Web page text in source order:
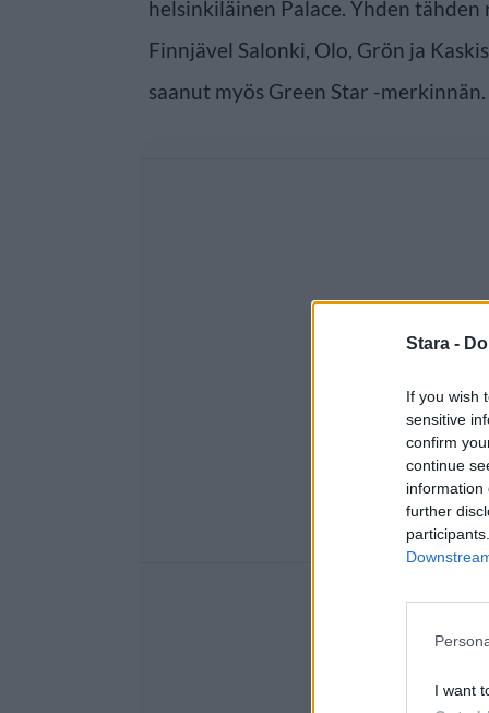
Stara -
If you wish
sensitive
confirm
continue
information
further
I want
helsinkiläinen Palace. Yhden
Finnjävel Salonki, Olo, Grön ja
saanut myös Green Star -merkinnän.